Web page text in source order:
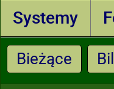
Systemy
Bieżące